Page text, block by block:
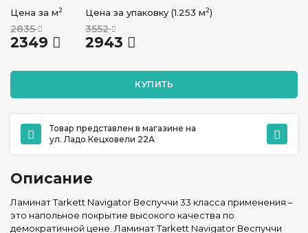
Цена за м2
2835
2349
Цена за упаковку (1.253 м2)
3552
2943
КУПИТЬ
Товар представлен в магазине на
ул. Ладо Кецховели 22А
Описание
Ламинат Tarkett Navigator Веспуччи 33 класса применения –
это напольное покрытие высокого качества по
демократичной цене. Ламинат Tarkett Navigator Веспуччи